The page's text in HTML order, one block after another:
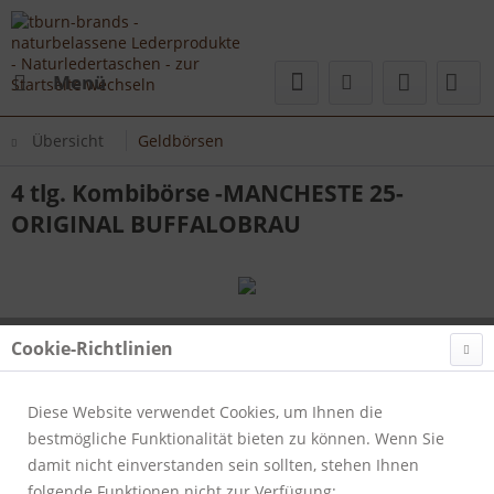
Menü
Übersicht Geldbörsen
4 tlg. Kombibörse -MANCHESTE 25-
ORIGINAL BUFFALOBRAU
Cookie-Richtlinien
Diese Website verwendet Cookies, um Ihnen die
bestmögliche Funktionalität bieten zu können. Wenn Sie
damit nicht einverstanden sein sollten, stehen Ihnen